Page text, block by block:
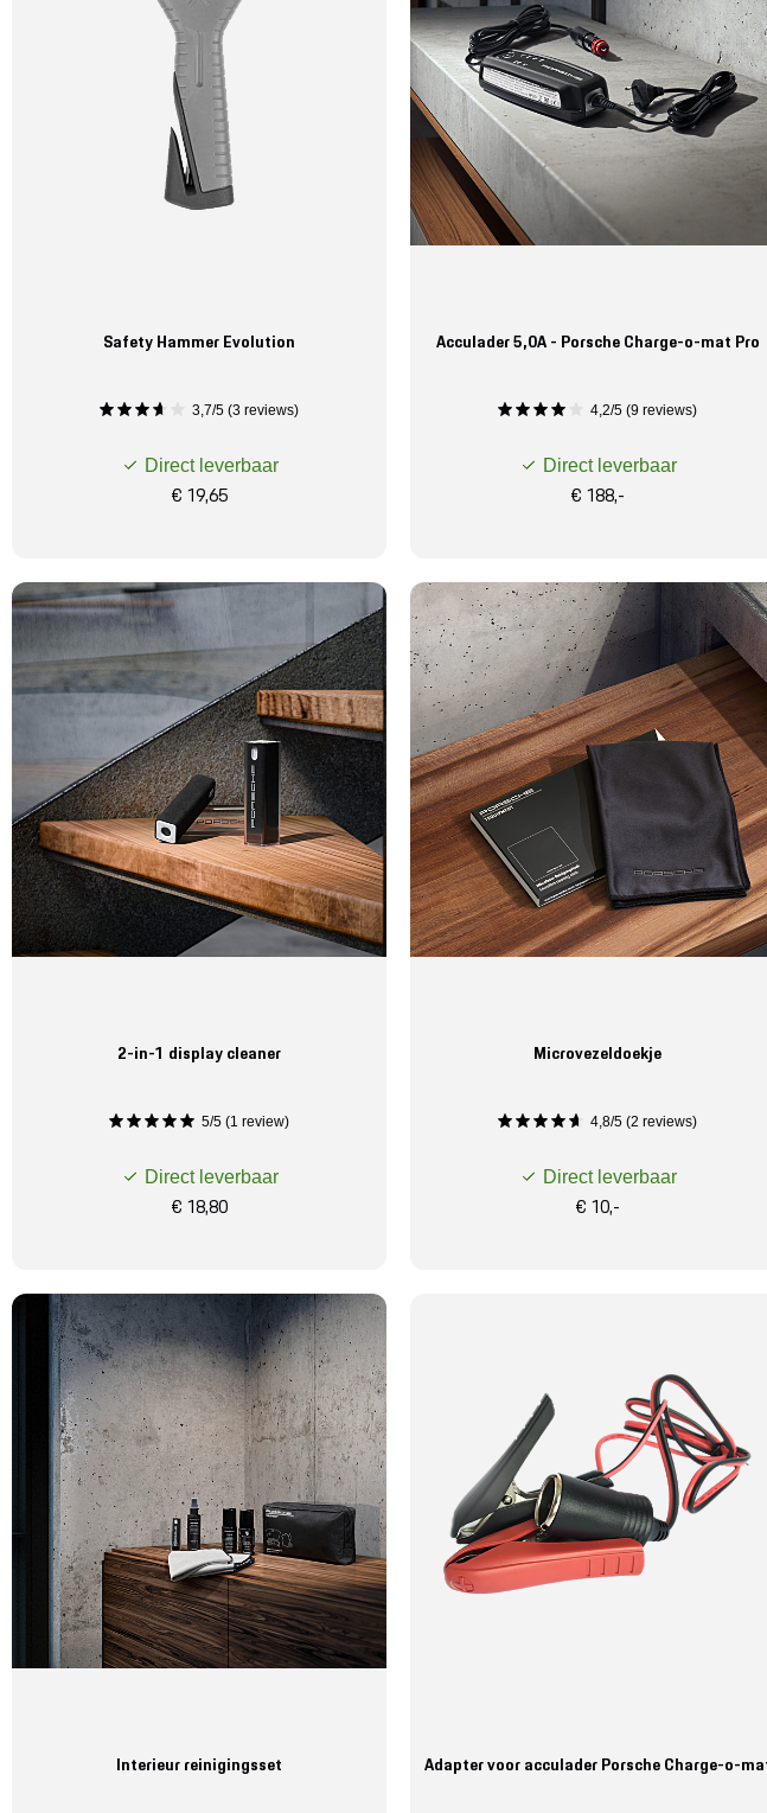
Safety Hammer Evolution
3,7/5 (3 reviews)
Direct leverbaar
€ 19,65
Acculader 5,0A - Porsche Charge-o-mat Pro
4,2/5 (9 reviews)
Direct leverbaar
€ 188,-
2-in-1 display cleaner
5/5 (1 review)
Direct leverbaar
€ 18,80
Microvezeldoekje
4,8/5 (2 reviews)
Direct leverbaar
€ 10,-
Interieur reinigingsset Adapter voor acculader Porsche Charge-o-